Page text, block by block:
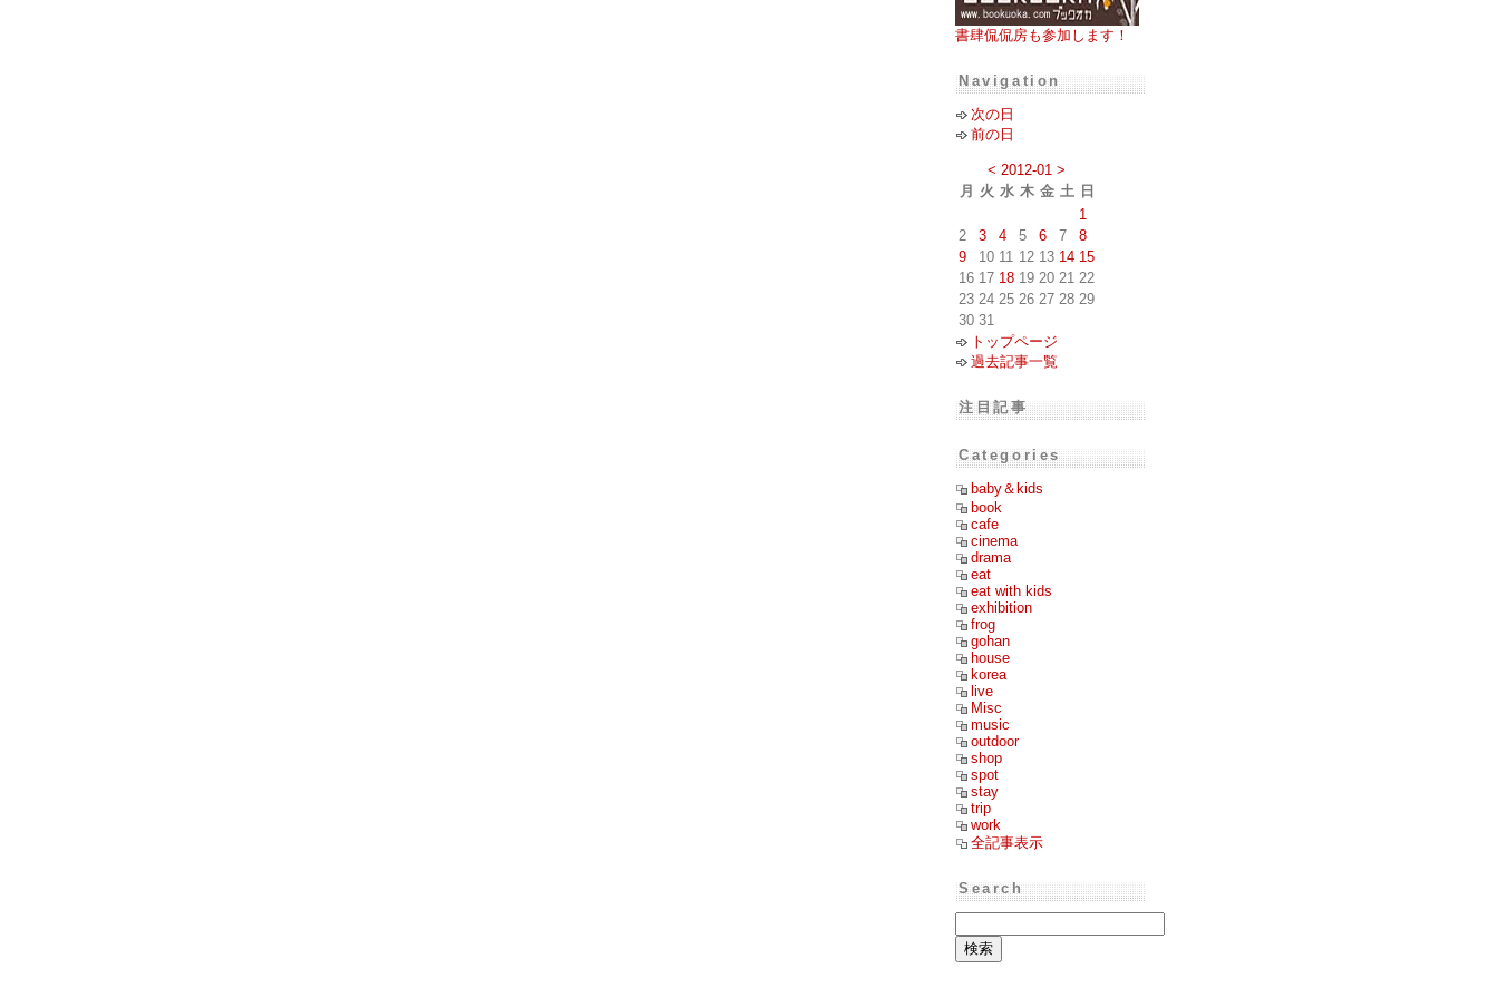
書肆侃侃房も参加します！
Navigation
次の日
前の日
< 2012-01 >
月
火 水 木 金 土 日
1
2
3 4 5 6 7
8
9
10 11 12 13 14 15
16 17 18 19 20 21 22
23 24 25 26 27 28 29
30 31
トップページ
過去記事一覧
注目記事
Categories
baby＆kids
book
cafe
cinema
drama
eat
eat with kids
exhibition
frog
gohan
house
korea
live
Misc
music
outdoor
shop
spot
stay
trip
work
全記事表示
Search